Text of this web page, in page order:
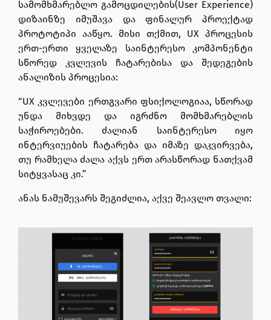
სამომხმარებლო გამოცდილების(User Experience)
დიზაინზე იმუშავა და ფინალურ პროექტად
პროტოტიპი ააწყო. მისი თქმით, UX პროცესის
ერთ-ერთი ყველაზე საინტერესო კომპონენტი
სწორედ კვლევის ჩატარებისა და შედეგების
ანალიზის პროცესია:
“UX კვლევები ერთგვარი ფსიქოლოგიაა, სწორად
უნდა მიხვდე და იგრძნო მომხმარებლის
საჭიროებები. ძალიან საინტერესო იყო
ინტერვიუების ჩატარება და იმაზე დაკვირვება,
თუ რამხელა ძალა აქვს ერთ არასწორად ნათქვამ
სიტყვასაც კი.”
ანას ნამუშევარს შეგიძლია, აქვე შეავლო თვალი: